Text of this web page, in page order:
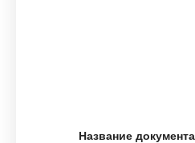
Название документа